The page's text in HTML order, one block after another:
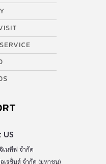
เนทีฟ จำกัด
เรชั่นส์ จำกัด (มหาชน)